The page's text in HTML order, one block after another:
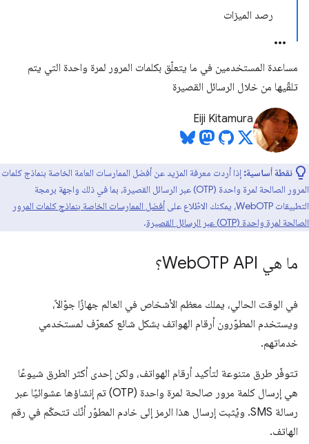
رصد الميزات
مساعدة المستخدمين في ما يتعلّق بكلمات المرور لمرة واحدة التي يتم
تلقّيها من خلال الرسائل القصيرة
Eiji Kitamura
نقطة أساسية: إذا أردت معرفة المزيد عن أفضل الممارسات العامة الخاصة بنماذج كلمات
المرور الصالحة لمرة واحدة (OTP) عبر الرسائل القصيرة، بما في ذلك واجهة برمجة
التطبيقات WebOTP، يمكنك الاطّلاع على
أفضل الممارسات الخاصة بنماذج كلمات المرور
الصالحة لمرة واحدة (OTP) عبر الرسائل القصيرة
.
ما هي Web OTP API؟
في الوقت الحالي، يملك معظم الأشخاص في العالم جهازًا جوّالاً،
ويستخدم المطوّرون أرقام الهواتف بشكل شائع كمعرّف لمستخدمي
خدماتهم.
تتوفّر طرق متنوعة لتأكيد أرقام الهواتف، ولكن إحدى أكثر الطرق شيوعًا
هي إرسال كلمة مرور صالحة لمرة واحدة (OTP) تم إنشاؤها عشوائيًا عبر
رسالة SMS. ويُثبت إرسال هذا الرمز إلى خادم المطوّر أنّك تتحكّم في رقم
الهاتف.